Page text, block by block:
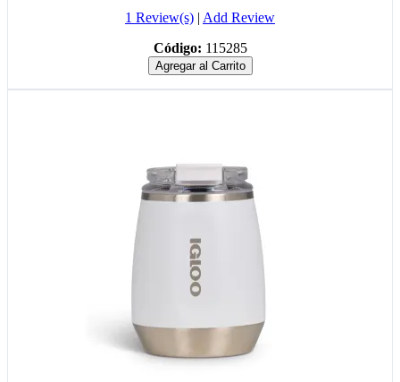
1 Review(s) | Add Review
Código: 115285
Agregar al Carrito